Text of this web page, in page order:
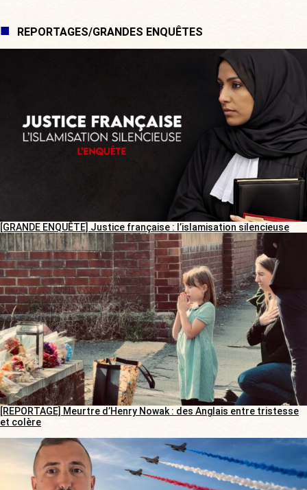
REPORTAGES/GRANDES ENQUÊTES
[GRANDE ENQUÊTE] Justice française : l’islamisation silencieuse
[REPORTAGE] Meurtre d’Henry Nowak : des Anglais entre tristesse
et colère